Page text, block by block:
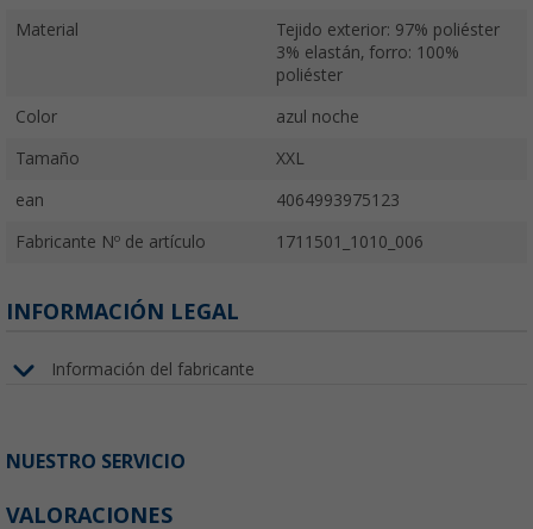
Material
Tejido exterior: 97% poliéster
3% elastán, forro: 100%
poliéster
Color azul noche
Tamaño XXL
ean 4064993975123
Fabricante Nº de artículo 1711501_1010_006
INFORMACIÓN LEGAL
Información del fabricante
NUESTRO SERVICIO
VALORACIONES